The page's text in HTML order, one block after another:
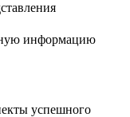
информацию
успешного